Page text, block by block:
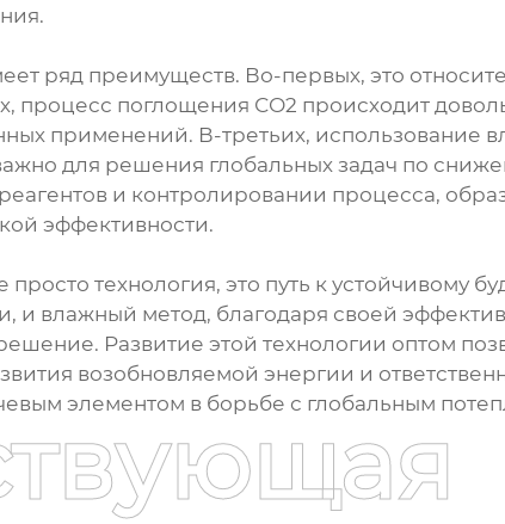
ряд преимуществ. Во-первых, это
процесс поглощения СО2 происходит
применений. В-третьих, использование
для решения глобальных задач по
и контролировании процесса,
эффективности.
технология, это путь к устойчивому
и влажный метод, благодаря своей
Развитие этой технологии оптом
возобновляемой энергии и
элементом в борьбе с глобальным